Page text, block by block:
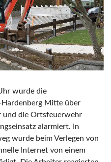
wurde die
Mitte über
und die Ortsfeuerwehr
alarmiert. In
wurde beim Verlegen von
Internet von einem